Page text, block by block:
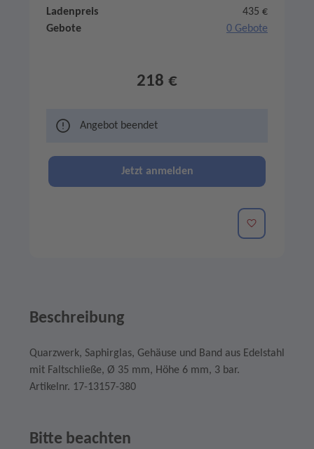
Ladenpreis
435 €
Gebote
0 Gebote
218 €
Angebot beendet
Jetzt anmelden
Merken
Beschreibung
Quarzwerk, Saphirglas, Gehäuse und Band aus Edelstahl
mit Faltschließe, Ø 35 mm, Höhe 6 mm, 3 bar.
Artikelnr. 17-13157-380
Bitte beachten